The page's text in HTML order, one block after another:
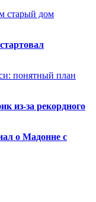
старый дом
понятный план
из-за рекордного
о Мадонне с